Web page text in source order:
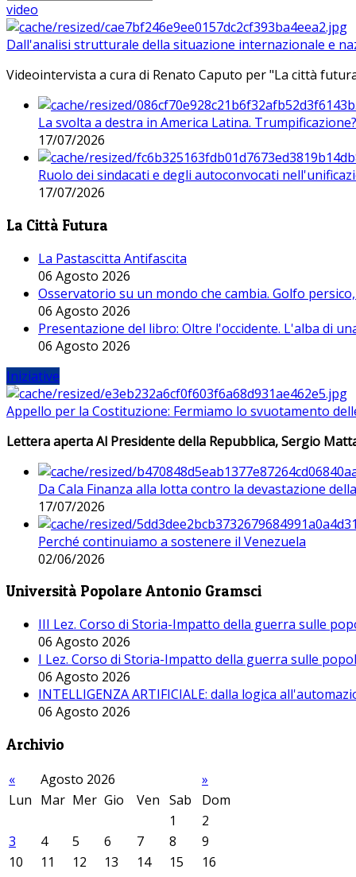
video
Dall'analisi strutturale della situazione internazionale e
Videointervista a cura di Renato Caputo per "La città
La svolta a destra in America Latina. Trumpificazione?
17/07/2026
Ruolo dei sindacati e degli autoconvocati
17/07/2026
La Città Futura
La Pastascitta Antifascita
06 Agosto 2026
Osservatorio su un mondo che cambia. Golfo
06 Agosto 2026
Presentazione del libro: Oltre l'occidente. L'alba di
06 Agosto 2026
Iniziative
Appello per la Costituzione: Fermiamo lo svuotamento
Lettera aperta Al Presidente della Repubblica, Sergio
Da Cala Finanza alla lotta contro la devastazione
17/07/2026
Perché continuiamo a sostenere il Venezuela
02/06/2026
Università Popolare Antonio Gramsci
III Lez. Corso di Storia-Impatto della guerra sulle
06 Agosto 2026
I Lez. Corso di Storia-Impatto della guerra sulle
06 Agosto 2026
INTELLIGENZA ARTIFICIALE: dalla logica
06 Agosto 2026
Archivio
« Agosto 2026
»
Lun Mar Mer Gio Ven Sab
Dom
1
2
3
4 5 6 7 8
9
10
11 12 13 14 15
16